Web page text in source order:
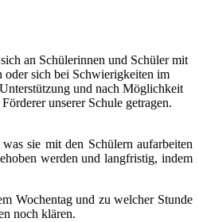
an Schülerinnen und Schüler mit
oder sich bei Schwierigkeiten im
und nach Möglichkeit
unserer Schule getragen.
sie mit den Schülern aufarbeiten
werden und langfristig, indem
Wochentag und zu welcher Stunde
noch klären.